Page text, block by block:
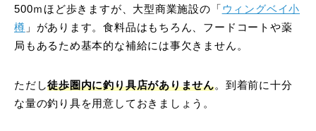
500ｍほど歩きますが、大型商業施設の「 ウィングベイ小
樽 」があります。食料品はもちろん、フードコートや薬
局もあるため基本的な補給には事欠きません。
ただし徒歩圏内に釣り具店がありません。到着前に十分
な量の釣り具を用意しておきましょう。